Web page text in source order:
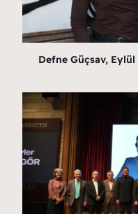
Defne Güçsav,